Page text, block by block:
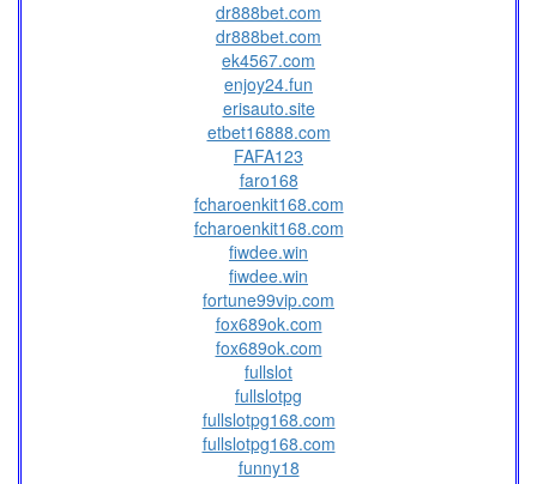
dr888bet.com
dr888bet.com
ek4567.com
enjoy24.fun
erisauto.site
etbet16888.com
FAFA123
faro168
fcharoenkit168.com
fcharoenkit168.com
fiwdee.win
fiwdee.win
fortune99vip.com
fox689ok.com
fox689ok.com
fullslot
fullslotpg
fullslotpg168.com
fullslotpg168.com
funny18